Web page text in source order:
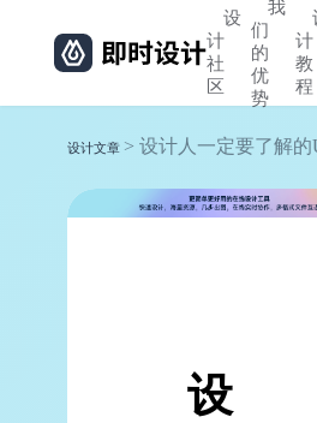
设
计
社
区
我
们
的
优
势
计
教
程
设计文章 > 设计人一定要了解
设